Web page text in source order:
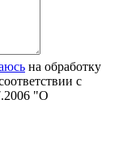
на обработку
с
"О